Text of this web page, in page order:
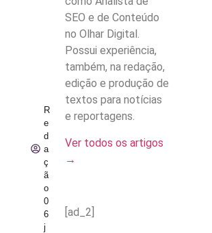
R
e
d
a
ç
ã
o
0
6
j
SEO e de Conteúdo
no Olhar Digital.
Possui experiência,
também, na redação,
edição e produção de
textos para notícias
e reportagens.
Ver todos os artigos
→
[ad_2]